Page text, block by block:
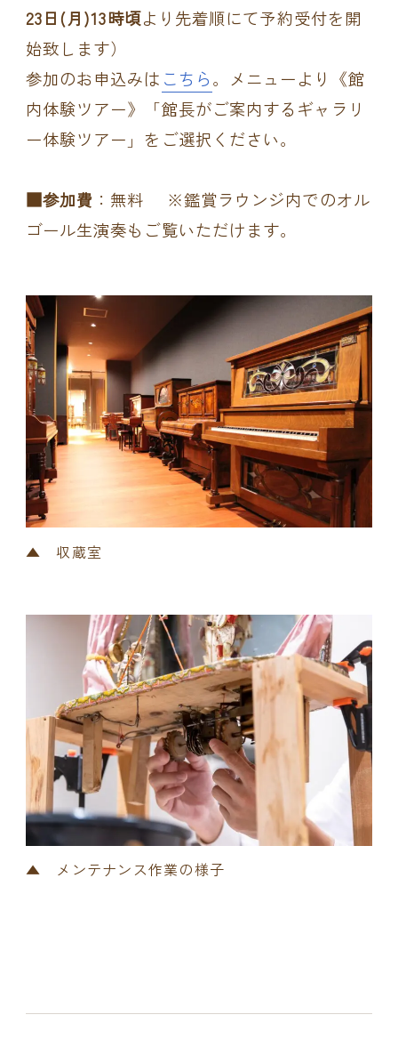
23日(月)13時頃より先着順にて予約受付を開
始致します）
参加のお申込みは こちら。メニューより《館
内体験ツアー》「館長がご案内するギャラリ
ー体験ツアー」をご選択ください。
■参加費 ：無料 ※鑑賞ラウンジ内でのオル
ゴール生演奏もご覧いただけます。
▲ 収蔵室
▲ メンテナンス作業の様子